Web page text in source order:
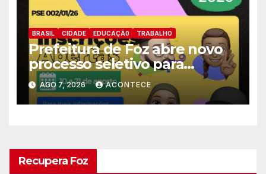
BRASIL CIDADE EDUCAÇÃ0 TRABALHO
Prefeitura de Foz abre novo
processo seletivo para
estagiários
AGO 7, 2026 ACONTECE
Recupera Foz